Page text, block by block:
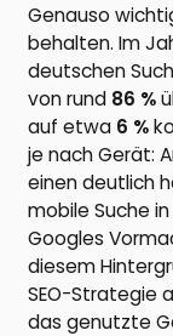
Genauso
behalten. Im
deutschen
von rund 86 %
auf etwa 6 %
je nach Gerät:
einen deutlich
mobile Suche
Googles
diesem
SEO-Strategie
das genutzte